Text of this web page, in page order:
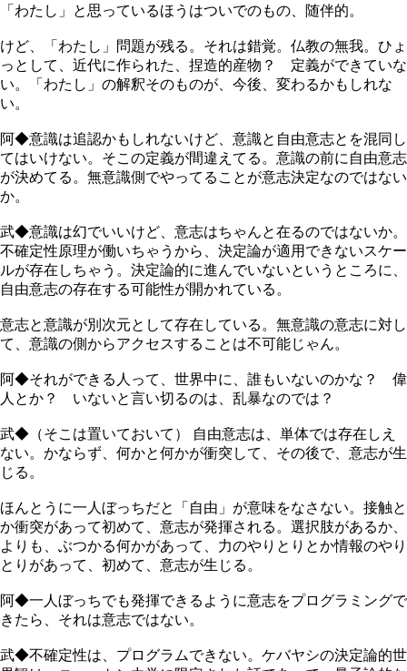
「わたし」と思っているほうはついでのもの、随伴的。
けど、「わたし」問題が残る。それは錯覚。仏教の無我。ひょ
っとして、近代に作られた、捏造的産物？ 定義ができていな
い。「わたし」の解釈そのものが、今後、変わるかもしれな
い。
阿◆意識は追認かもしれないけど、意識と自由意志とを混同し
てはいけない。そこの定義が間違えてる。意識の前に自由意志
が決めてる。無意識側でやってることが意志決定なのではない
か。
武◆意識は幻でいいけど、意志はちゃんと在るのではないか。
不確定性原理が働いちゃうから、決定論が適用できないスケー
ルが存在しちゃう。決定論的に進んでいないというところに、
自由意志の存在する可能性が開かれている。
意志と意識が別次元として存在している。無意識の意志に対し
て、意識の側からアクセスすることは不可能じゃん。
阿◆それができる人って、世界中に、誰もいないのかな？ 偉
人とか？ いないと言い切るのは、乱暴なのでは？
武◆（そこは置いておいて） 自由意志は、単体では存在しえ
ない。かならず、何かと何かが衝突して、その後で、意志が生
じる。
ほんとうに一人ぼっちだと「自由」が意味をなさない。接触と
か衝突があって初めて、意志が発揮される。選択肢があるか、
よりも、ぶつかる何かがあって、力のやりとりとか情報のやり
とりがあって、初めて、意志が生じる。
阿◆一人ぼっちでも発揮できるように意志をプログラミングで
きたら、それは意志ではない。
武◆不確定性は、プログラムできない。ケバヤシの決定論的世